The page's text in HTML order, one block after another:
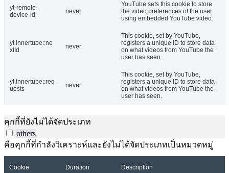
yt-remote-
device-id
never
YouTube sets this cookie to store
the video preferences of the user
using embedded YouTube video.
yt.innertube::ne
xtId
never
This cookie, set by YouTube,
registers a unique ID to store data
on what videos from YouTube the
user has seen.
yt.innertube::req
uests
never
This cookie, set by YouTube,
registers a unique ID to store data
on what videos from YouTube the
user has seen.
คุกกี้ที่ยังไม่ได้จัดประเภท
others
คือคุกกี้ที่กำลังวิเคราะห์และยังไม่ได้จัดประเภทเป็นหมวดหมู่
Cookie Duration Description